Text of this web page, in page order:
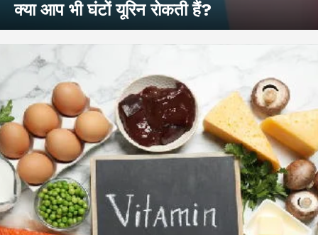
क्या आप भी घंटों यूरिन रोकती हैं?